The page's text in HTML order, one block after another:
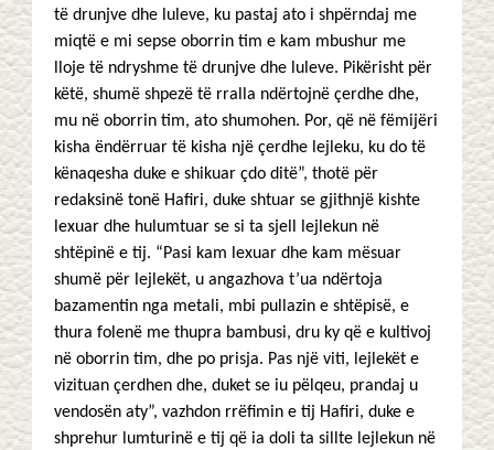
të drunjve dhe luleve, ku pastaj ato i shpërndaj me
miqtë e mi sepse oborrin tim e kam mbushur me
lloje të ndryshme të drunjve dhe luleve. Pikërisht për
këtë, shumë shpezë të rralla ndërtojnë çerdhe dhe,
mu në oborrin tim, ato shumohen. Por, që në fëmijëri
kisha ëndërruar të kisha një çerdhe lejleku, ku do të
kënaqesha duke e shikuar çdo ditë”, thotë për
redaksinë tonë Hafiri, duke shtuar se gjithnjë kishte
lexuar dhe hulumtuar se si ta sjell lejlekun në
shtëpinë e tij. “Pasi kam lexuar dhe kam mësuar
shumë për lejlekët, u angazhova t’ua ndërtoja
bazamentin nga metali, mbi pullazin e shtëpisë, e
thura folenë me thupra bambusi, dru ky që e kultivoj
në oborrin tim, dhe po prisja. Pas një viti, lejlekët e
vizituan çerdhen dhe, duket se iu pëlqeu, prandaj u
vendosën aty”, vazhdon rrëfimin e tij Hafiri, duke e
shprehur lumturinë e tij që ia doli ta sillte lejlekun në